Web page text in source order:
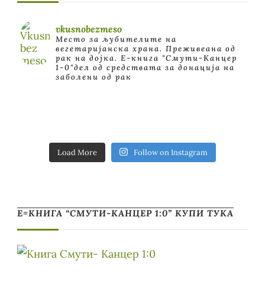
vkusnobezmeso
Место за љубителите на
вегетаријанска храна. Преживеана од
рак на дојка. E-книга "Смути-Канцер
1-0"дел од средствата за донација на
заболени од рак
Load More Follow on Instagram
Е=КНИГА “СМУТИ-КАНЦЕР 1:0” КУПИ ТУКА